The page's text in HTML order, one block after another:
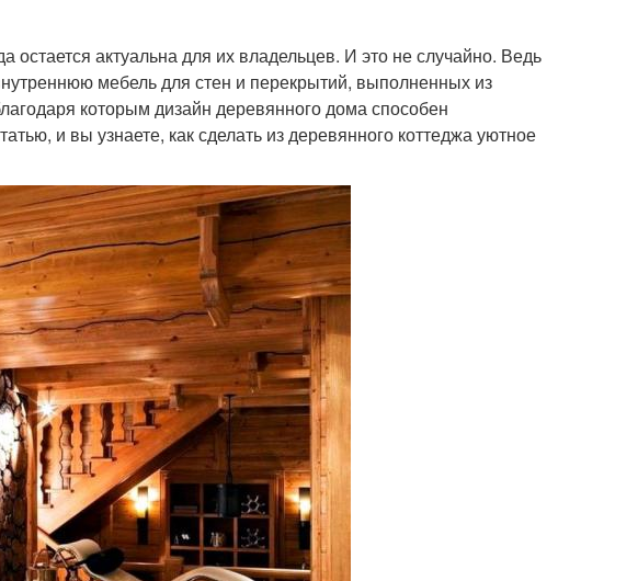
остается актуальна для их владельцев. И это не случайно. Ведь
мебель для стен и перекрытий, выполненных из
которым дизайн деревянного дома способен
и вы узнаете, как сделать из деревянного коттеджа уютное